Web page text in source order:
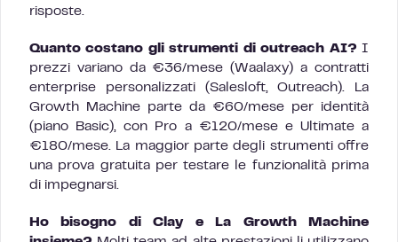
risposte.
Quanto costano gli strumenti di outreach AI?I
prezzi variano da €36/mese (Waalaxy) a contratti
enterprise personalizzati (Salesloft, Outreach). La
Growth Machine parte da €60/mese per identità
(piano Basic), con Pro a €120/mese e Ultimate a
€180/mese. La maggior parte degli strumenti offre
una prova gratuita per testare le funzionalità prima
di impegnarsi.
Ho bisogno di Clay e La Growth Machine